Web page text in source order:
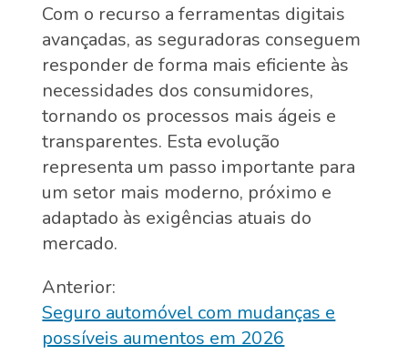
Com o recurso a ferramentas digitais
avançadas, as seguradoras conseguem
responder de forma mais eficiente às
necessidades dos consumidores,
tornando os processos mais ágeis e
transparentes. Esta evolução
representa um passo importante para
um setor mais moderno, próximo e
adaptado às exigências atuais do
mercado.
Navegação
de
Anterior:
Seguro automóvel com mudanças e
possíveis aumentos em 2026